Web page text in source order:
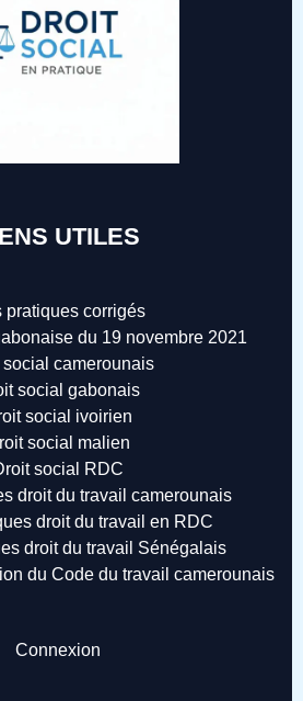
UTILES
pratiques corrigés
du 19 novembre 2021
social camerounais
social gabonais
social ivoirien
social malien
social RDC
droit du travail camerounais
droit du travail en RDC
droit du travail Sénégalais
du Code du travail camerounais
Connexion